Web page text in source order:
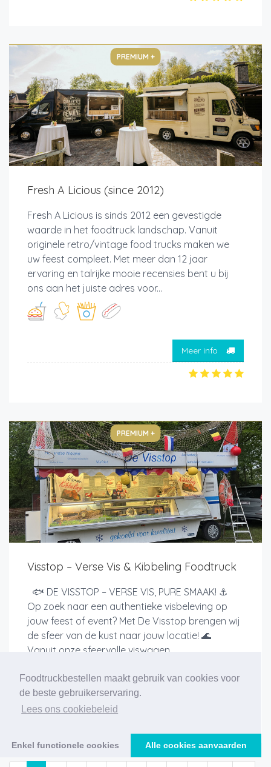
Foodtruckbestellen maakt gebruik van cookies voor
de beste gebruikerservaring.
Lees ons cookiebeleid
Enkel functionele cookies Alle cookies aanvaarden
PREMIUM +
Fresh A Licious (since 2012)
Fresh A Licious is sinds 2012 een gevestigde
waarde in het foodtruck landschap. Vanuit
originele retro/vintage food trucks maken we
uw feest compleet. Met meer dan 12 jaar
ervaring en talrijke mooie recensies bent u bij
ons aan het juiste adres voor...
Meer info
PREMIUM +
Visstop – Verse Vis & Kibbeling Foodtruck
🐟 DE VISSTOP – VERSE VIS, PURE SMAAK! ⚓
Op zoek naar een authentieke visbeleving op
jouw feest of event? Met De Visstop brengen wij
de sfeer van de kust naar jouw locatie! 🌊
Vanuit onze sfeervolle viswagen...